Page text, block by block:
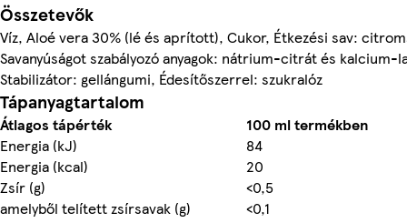
Összetevők
Víz, Aloé vera 30% (lé és aprított), Cukor, Étkezési sav:
Savanyúságot szabályozó anyagok: nátrium-citrát és kalcium-
Stabilizátor: gellángumi, Édesítőszerrel: szukralóz
Tápanyagtartalom
Átlagos tápérték
100 ml termékben
Energia (kJ)
84
Energia (kcal)
20
Zsír (g)
<0,5
amelyből telített zsírsavak (g)
<0,1